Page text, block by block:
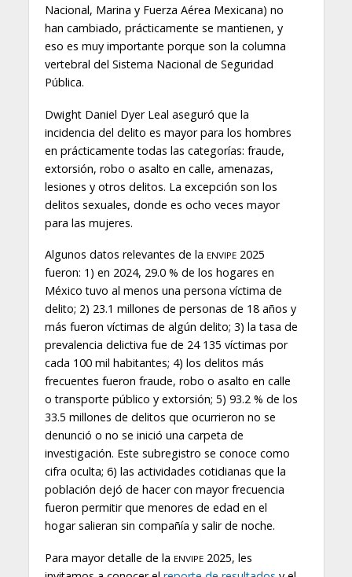
Nacional, Marina y Fuerza Aérea Mexicana) no
han cambiado, prácticamente se mantienen, y
eso es muy importante porque son la columna
vertebral del Sistema Nacional de Seguridad
Pública.
Dwight Daniel Dyer Leal aseguró que la
incidencia del delito es mayor para los hombres
en prácticamente todas las categorías: fraude,
extorsión, robo o asalto en calle, amenazas,
lesiones y otros delitos. La excepción son los
delitos sexuales, donde es ocho veces mayor
para las mujeres.
Algunos datos relevantes de la ENVIPE2025
fueron: 1) en 2024, 29.0 % de los hogares en
México tuvo al menos una persona víctima de
delito; 2) 23.1 millones de personas de 18 años y
más fueron víctimas de algún delito; 3) la tasa de
prevalencia delictiva fue de 24 135 víctimas por
cada 100 mil habitantes; 4) los delitos más
frecuentes fueron fraude, robo o asalto en calle
o transporte público y extorsión; 5) 93.2 % de los
33.5 millones de delitos que ocurrieron no se
denunció o no se inició una carpeta de
investigación. Este subregistro se conoce como
cifra oculta; 6) las actividades cotidianas que la
población dejó de hacer con mayor frecuencia
fueron permitir que menores de edad en el
hogar salieran sin compañía y salir de noche.
Para mayor detalle de la ENVIPE2025, les